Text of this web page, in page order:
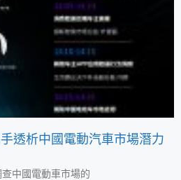
透析中國電動汽車市場潛力
中國電動車市場的